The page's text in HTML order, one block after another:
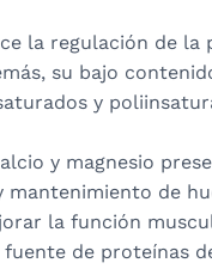
la regulación de la
su bajo
y
y magnesio
de
la función
fuente de proteínas